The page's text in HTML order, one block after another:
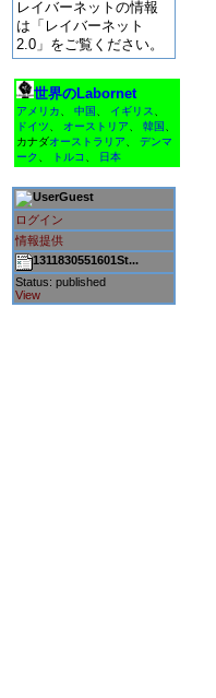
レイバーネットの情報
は「レイバーネット
2.0」をご覧ください。
世界のLabornet
アメリカ 中国 イギリス
ドイツ
オーストリア 韓国
カナダオーストラリア
デンマ
ーク
トルコ 日本
Guest
ログイン
情報提供
1311830551601St...
Status: published
View